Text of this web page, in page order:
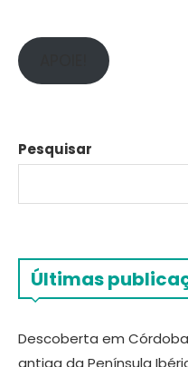
Pesquisar
Últimas
Descoberta em
antiga da Península